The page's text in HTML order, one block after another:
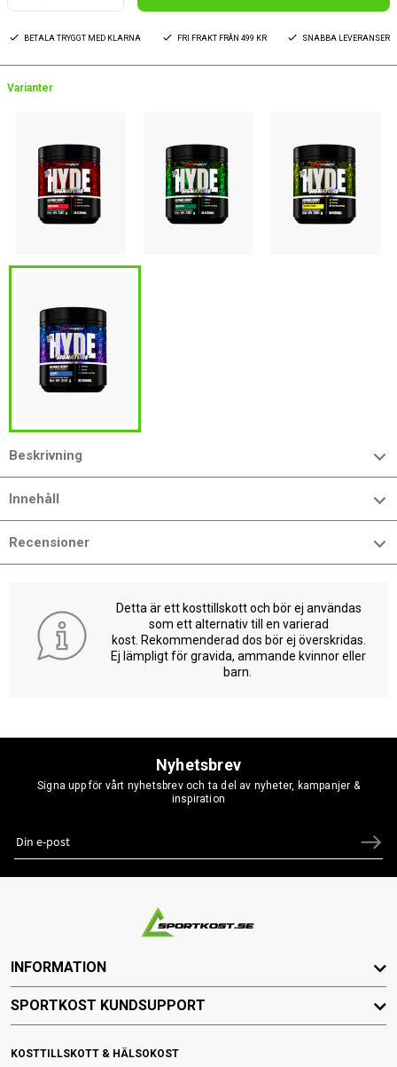
BETALA TRYGGT MED KLARNA FRI FRAKT FRÅN 499 KR SNABBA LEVERANSER
Varianter
Beskrivning
Innehåll
Recensioner
Detta är ett kosttillskott och bör ej användas
som ett alternativ till en varierad
kost. Rekommenderad dos bör ej överskridas.
Ej lämpligt för gravida, ammande kvinnor eller
barn.
Nyhetsbrev
Signa upp för vårt nyhetsbrev och ta del av nyheter, kampanjer &
inspiration
KOSTTILLSKOTT & HÄLSOKOST
INFORMATION
SPORTKOST KUNDSUPPORT